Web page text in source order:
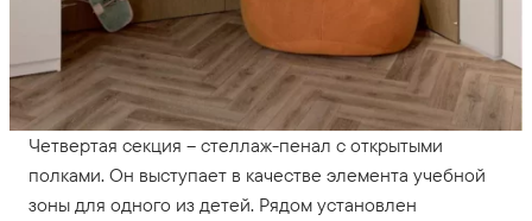
Четвертая секция – стеллаж-пенал с открытыми
полками. Он выступает в качестве элемента учебной
зоны для одного из детей. Рядом установлен